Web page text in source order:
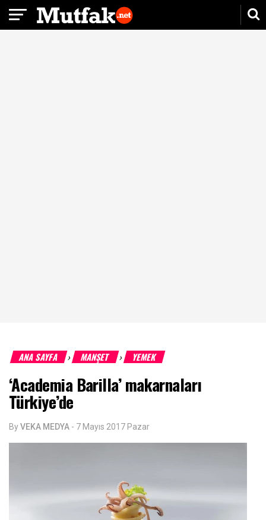
ANA SAYFA › MANŞET › YEMEK
‘Academia Barilla’ makarnaları
Türkiye’de
ByVEKA MEDYA - 7 Mayıs 2017 Pazar